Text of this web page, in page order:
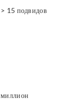
> 15 подвидов
миллион